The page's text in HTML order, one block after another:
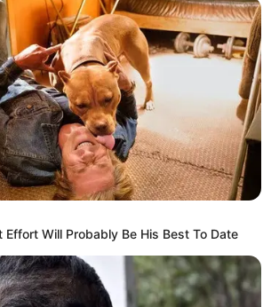
10 Cara
Belanjaan
Thailand
Effort Will Probably Be His Best To Date